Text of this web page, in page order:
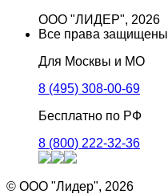
ООО "ЛИДЕР", 2026
Все права защищены
Для Москвы и МО
8 (495) 308-00-69
Бесплатно по РФ
8 (800) 222-32-36
© ООО "Лидер", 2026